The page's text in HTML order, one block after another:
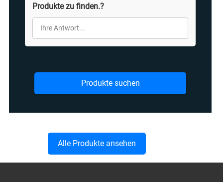
Produkte zu finden.?
Produkte suchen
Alle Produkte ansehen